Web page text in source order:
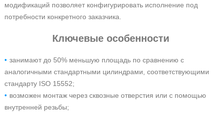
модификаций позволяет конфигурировать исполнение под
потребности конкретного заказчика.
Ключевые особенности
занимают до 50% меньшую площадь по сравнению с
аналогичными стандартными цилиндрами, соответствующими
стандарту ISO 15552;
возможен монтаж через сквозные отверстия или с помощью
внутренней резьбы;